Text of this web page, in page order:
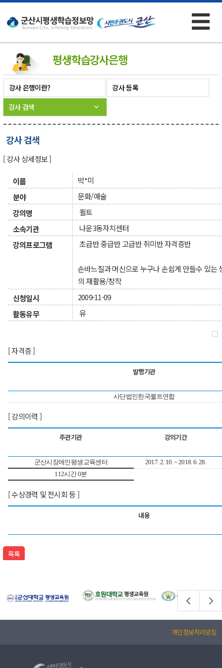
×
☰
평생학습강사은행
강사 은행이란?
강사 등록
강사 검색
강사 검색
[ 강사 상세정보 ]
이름
박*미
분야
문화/예술
강의명
퀼트
소속기관
나운3동자치센터
강의프로그램
초급반 중급반 고급반 취미반 자격증반
손바느질과 머신으로 누구나 손쉽게 만들수 있는
의 재활용/창작
신청일시
2009-11-09
활동유무
유
[ 자격증 ]
발행기관
사단법인한국퀼트연합
[ 강의이력 ]
주관기관 강의기간
군산시장애인평생교육센터
2017. 2. 10. ~ 2018. 6. 28.
112시간 0분
[ 수상경력 및 전시회 등 ]
내용
목록
개인정보처리방침